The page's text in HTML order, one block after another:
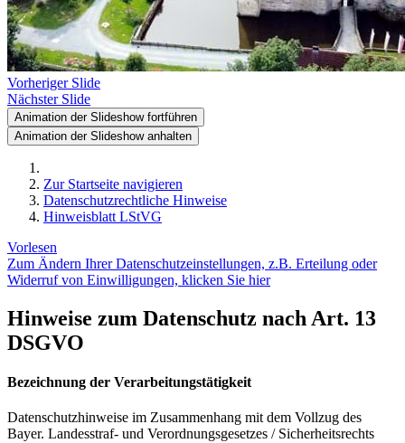
Vorheriger Slide
Nächster Slide
Animation der Slideshow fortführen
Animation der Slideshow anhalten
Zur Startseite navigieren
Datenschutzrechtliche Hinweise
Hinweisblatt LStVG
Vorlesen
Zum Ändern Ihrer Datenschutzeinstellungen, z.B. Erteilung oder
Widerruf von Einwilligungen, klicken Sie hier
Hinweise zum Datenschutz nach Art. 13
DSGVO
Bezeichnung der Verarbeitungstätigkeit
Datenschutzhinweise im Zusammenhang mit dem Vollzug des
Bayer. Landesstraf- und Verordnungsgesetzes / Sicherheitsrechts